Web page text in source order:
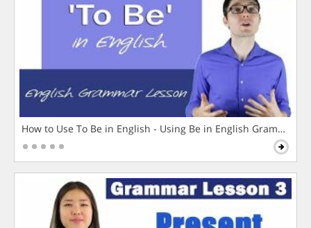
How to Use To Be in English - Using Be in English Grammar